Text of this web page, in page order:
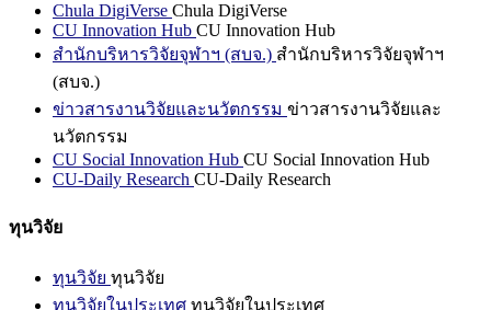
Chula DigiVerse Chula DigiVerse
CU Innovation Hub CU Innovation Hub
สำนักบริหารวิจัยจุฬาฯ (สบจ.) สำนักบริหารวิจัยจุฬาฯ
(สบจ.)
ข่าวสารงานวิจัยและนวัตกรรม ข่าวสารงานวิจัยและ
นวัตกรรม
CU Social Innovation Hub CU Social Innovation Hub
CU-Daily Research CU-Daily Research
ทุนวิจัย
ทุนวิจัย ทุนวิจัย
ทุนวิจัยในประเทศ ทุนวิจัยในประเทศ